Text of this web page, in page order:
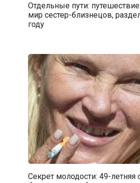
Отдельные пути:
мир сестер-близнецов,
году
Секрет молодости: 49-летняя